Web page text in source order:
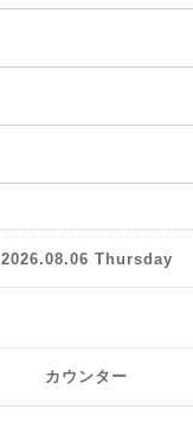
2026.08.06 Thursday
カウンター